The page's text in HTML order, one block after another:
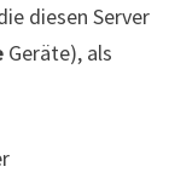
diesen Server
Geräte), als